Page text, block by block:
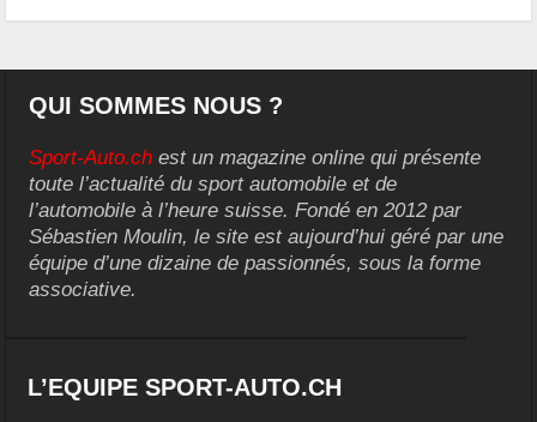
QUI SOMMES NOUS ?
Sport-Auto.ch est un magazine online qui présente
toute l’actualité du sport automobile et de
l’automobile à l’heure suisse. Fondé en 2012 par
Sébastien Moulin, le site est aujourd’hui géré par une
équipe d’une dizaine de passionnés, sous la forme
associative.
L’EQUIPE SPORT-AUTO.CH